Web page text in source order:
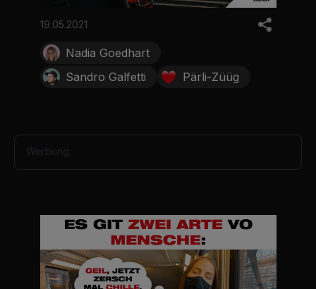
19.05.2021
Nadia Goedhart
Sandro Galfetti
Pärli-Züüg
Werbung